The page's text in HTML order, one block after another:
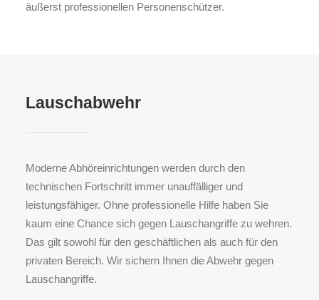
äußerst professionellen Personenschützer.
Lauschabwehr
Moderne Abhöreinrichtungen werden durch den
technischen Fortschritt immer unauffälliger und
leistungsfähiger. Ohne professionelle Hilfe haben Sie
kaum eine Chance sich gegen Lauschangriffe zu wehren.
Das gilt sowohl für den geschäftlichen als auch für den
privaten Bereich. Wir sichern Ihnen die Abwehr gegen
Lauschangriffe.